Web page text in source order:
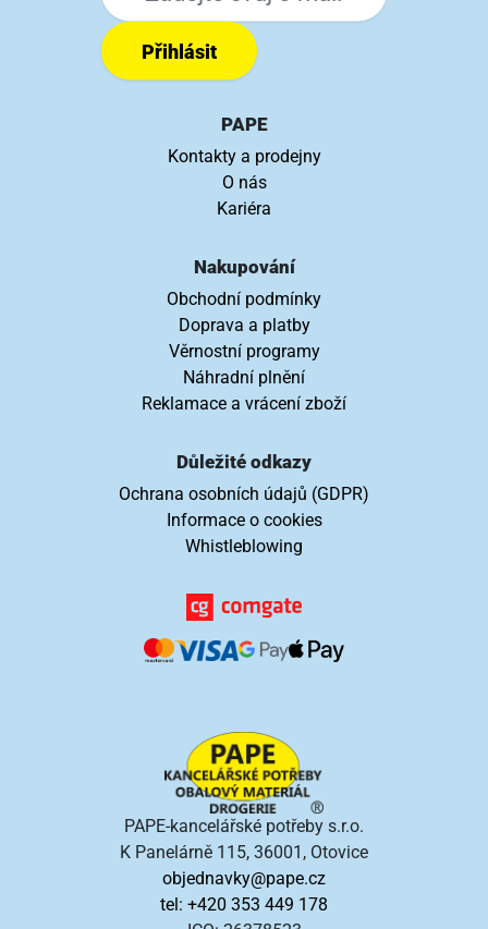
Přihlásit
PAPE
Kontakty a prodejny
O nás
Kariéra
Nakupování
Obchodní podmínky
Doprava a platby
Věrnostní programy
Náhradní plnění
Reklamace a vrácení zboží
Důležité odkazy
Ochrana osobních údajů (GDPR)
Informace o cookies
Whistleblowing
PAPE-kancelářské potřeby s.r.o.
K Panelárně 115, 36001, Otovice
objednavky@pape.cz
tel: +420 353 449 178